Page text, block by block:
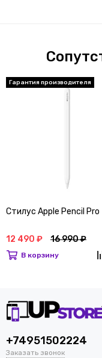
Гарантия производителя
Стилус Apple Pencil Pro
12 490 ₽ 16 990 ₽
В корзину
+74951502224
Заказать звонок